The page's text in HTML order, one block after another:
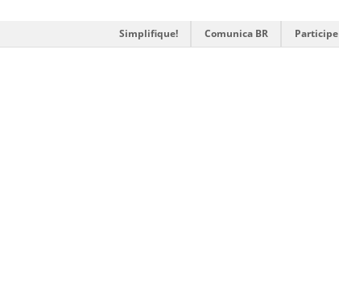
Simplifique! Comunica BR Participe